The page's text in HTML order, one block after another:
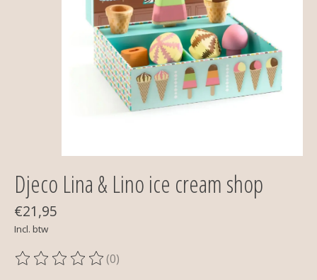
Djeco Lina & Lino ice cream shop
€21,95
Incl. btw
De beoordeling van dit product is
(0)